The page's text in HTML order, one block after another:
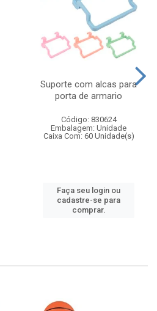
Suporte com alcas para
porta de armario
Código: 830624
Embalagem: Unidade
Caixa Com: 60 Unidade(s)
Faça seu login ou
cadastre-se para
comprar.